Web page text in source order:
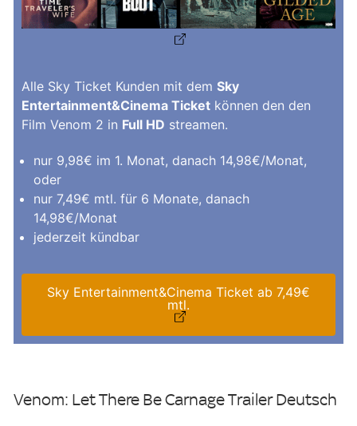
Alle Sky Ticket Kunden mit dem Sky
Entertainment&Cinema Ticket können den den
Film Venom 2 in Full HD streamen.
nur 9,98€ im 1. Monat, danach 14,98€/Monat,
oder
nur 7,49€ mtl. für 6 Monate, danach
14,98€/Monat
jederzeit kündbar
Sky Entertainment&Cinema Ticket ab 7,49€
mtl.
Venom: Let There Be Carnage Trailer Deutsch